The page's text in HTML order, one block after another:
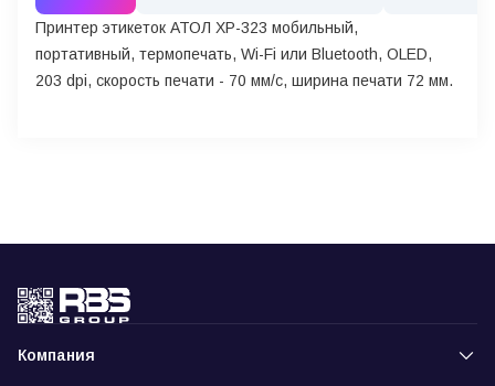
Принтер этикеток АТОЛ XP-323 мобильный,
портативный, термопечать, Wi-Fi или Bluetooth, OLED,
203 dpi, скорость печати - 70 мм/с, ширина печати 72 мм.
Компания